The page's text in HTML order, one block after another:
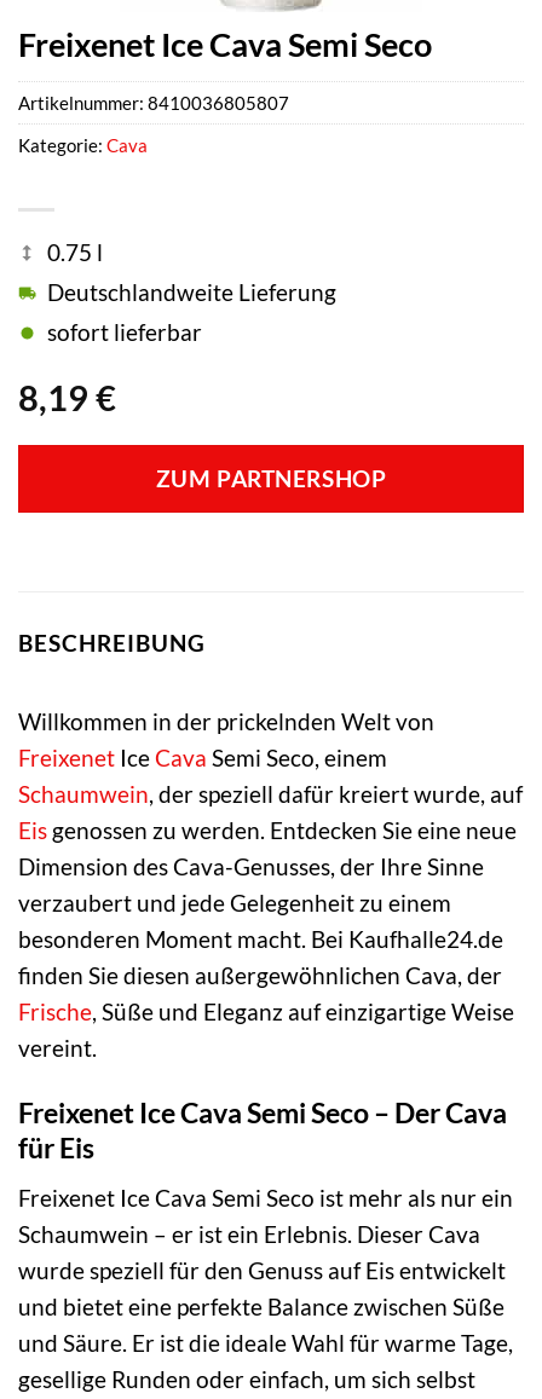
Freixenet Ice Cava Semi Seco
8,19 €
0.75 l
Deutschlandweite Lieferung
sofort lieferbar
ZUM PARTNERSHOP
Artikelnummer: 8410036805807
Kategorie: Cava
BESCHREIBUNG
Willkommen in der prickelnden Welt von
Freixenet IceCava Semi Seco, einem
Schaumwein , der speziell dafür kreiert wurde, auf
Eis genossen zu werden. Entdecken Sie eine neue
Dimension des Cava-Genusses, der Ihre Sinne
verzaubert und jede Gelegenheit zu einem
besonderen Moment macht. Bei Kaufhalle24.de
finden Sie diesen außergewöhnlichen Cava, der
Frische , Süße und Eleganz auf einzigartige Weise
vereint.
Freixenet Ice Cava Semi Seco – Der Cava
für Eis
Freixenet Ice Cava Semi Seco ist mehr als nur ein
Schaumwein – er ist ein Erlebnis. Dieser Cava
wurde speziell für den Genuss auf Eis entwickelt
und bietet eine perfekte Balance zwischen Süße
und Säure. Er ist die ideale Wahl für warme Tage,
gesellige Runden oder einfach, um sich selbst